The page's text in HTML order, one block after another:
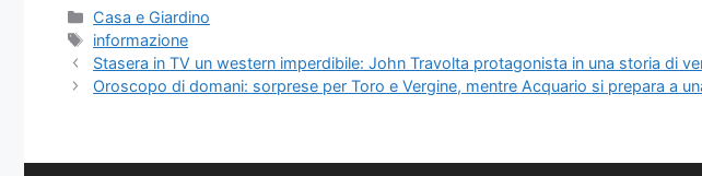
Categorie
Casa e Giardino
Tag
informazione
Stasera in TV un western imperdibile: John Travolta protagonista in una storia di
Oroscopo di domani: sorprese per Toro e Vergine, mentre Acquario si prepara a